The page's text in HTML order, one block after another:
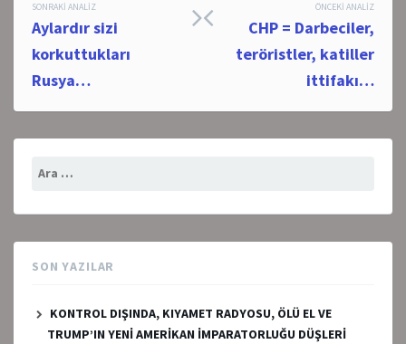
Post
navigation
ÖNCEKI ANALIZ
CHP = Darbeciler,
teröristler, katiller
ittifakı…
SONRAKI ANALIZ
Aylardır sizi
korkuttukları
Rusya…
Arama:
SON YAZILAR
KONTROL DIŞINDA, KIYAMET RADYOSU, ÖLÜ EL VE
TRUMP’IN YENİ AMERİKAN İMPARATORLUĞU DÜŞLERİ